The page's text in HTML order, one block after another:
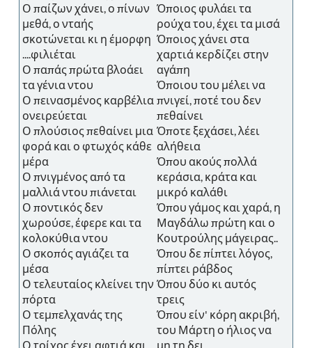
Ο παίζων χάνει, ο πίνων
μεθά, ο νταής
σκοτώνεται κι η έμορφη
....φιλιέται
Ο παπάς πρώτα βλοάει
τα γένια ντου
Ο πεινασμένος καρβέλια
ονειρεύεται
Ο πλούσιος πεθαίνει μια
φορά και ο φτωχός κάθε
μέρα
Ο πνιγμένος από τα
μαλλιά ντου πιάνεται
Ο ποντικός δεν
χωρούσε, έφερε και τα
κολοκύθια ντου
Ο σκοπός αγιάζει τα
μέσα
Ο τελευταίος κλείνει την
πόρτα
Ο τεμπελχανάς της
Πόλης
Ο τοίχος έχει αφτιά και
Όποιος φυλάει τα
ρούχα του, έχει τα μισά
Όποιος χάνει στα
χαρτιά κερδίζει στην
αγάπη
Όποιου του μέλει να
πνιγεί, ποτέ του δεν
πεθαίνει
Όποτε ξεχάσει, λέει
αλήθεια
Όπου ακούς πολλά
κεράσια, κράτα και
μικρό καλάθι
Όπου γάμος και χαρά, η
Μαγδάλω πρώτη και ο
Κουτρούλης μάγειρας..
Όπου δε πίπτει λόγος,
πίπτει ράβδος
Όπου δύο κι αυτός
τρεις
Όπου είν' κόρη ακριβή,
του Μάρτη ο ήλιος να
μη τη δει